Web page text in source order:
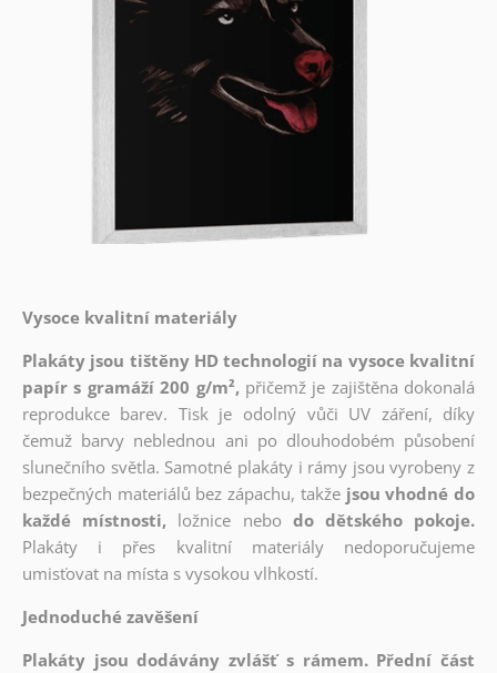
Vysoce kvalitní materiály
Plakáty jsou tištěny HD technologií na vysoce kvalitní
papír s gramáží 200 g/m², přičemž je zajištěna dokonalá
reprodukce barev. Tisk je odolný vůči UV záření, díky
čemuž barvy neblednou ani po dlouhodobém působení
slunečního světla. Samotné plakáty i rámy jsou vyrobeny z
bezpečných materiálů bez zápachu, takže jsou vhodné do
každé místnosti, ložnice nebo do dětského pokoje.
Plakáty i přes kvalitní materiály nedoporučujeme
umisťovat na místa s vysokou vlhkostí.
Jednoduché zavěšení
Plakáty jsou dodávány zvlášť s rámem. Přední část